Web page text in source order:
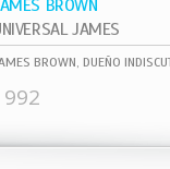
BROWN
JAMES